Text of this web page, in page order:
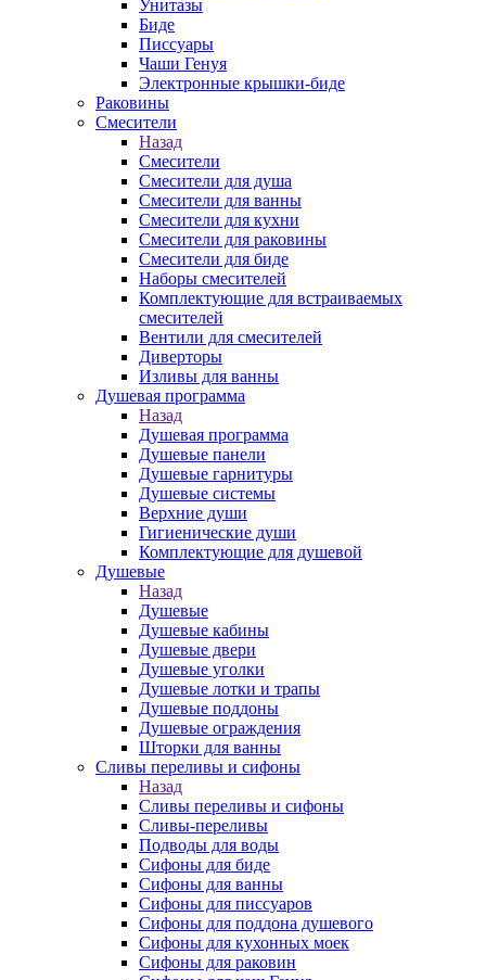
Унитазы
Биде
Писсуары
Чаши Генуя
Электронные крышки-биде
Раковины
Смесители
Назад
Смесители
Смесители для душа
Смесители для ванны
Смесители для кухни
Смесители для раковины
Смесители для биде
Наборы смесителей
Комплектующие для встраиваемых
смесителей
Вентили для смесителей
Диверторы
Изливы для ванны
Душевая программа
Назад
Душевая программа
Душевые панели
Душевые гарнитуры
Душевые системы
Верхние души
Гигиенические души
Комплектующие для душевой
Душевые
Назад
Душевые
Душевые кабины
Душевые двери
Душевые уголки
Душевые лотки и трапы
Душевые поддоны
Душевые ограждения
Шторки для ванны
Сливы переливы и сифоны
Назад
Сливы переливы и сифоны
Сливы-переливы
Подводы для воды
Сифоны для биде
Сифоны для ванны
Сифоны для писсуаров
Сифоны для поддона душевого
Сифоны для кухонных моек
Сифоны для раковин